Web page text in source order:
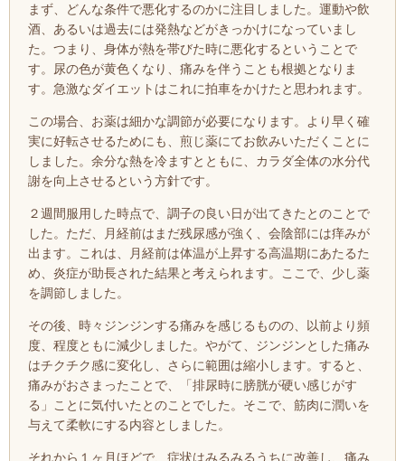
まず、どんな条件で悪化するのかに注目しました。運動や飲
酒、あるいは過去には発熱などがきっかけになっていまし
た。つまり、身体が熱を帯びた時に悪化するということで
す。尿の色が黄色くなり、痛みを伴うことも根拠となりま
す。急激なダイエットはこれに拍車をかけたと思われます。
この場合、お薬は細かな調節が必要になります。より早く確
実に好転させるためにも、煎じ薬にてお飲みいただくことに
しました。余分な熱を冷ますとともに、カラダ全体の水分代
謝を向上させるという方針です。
２週間服用した時点で、調子の良い日が出てきたとのことで
した。ただ、月経前はまだ残尿感が強く、会陰部には痒みが
出ます。これは、月経前は体温が上昇する高温期にあたるた
め、炎症が助長された結果と考えられます。ここで、少し薬
を調節しました。
その後、時々ジンジンする痛みを感じるものの、以前より頻
度、程度ともに減少しました。やがて、 ジンジンとした痛み
はチクチク感に変化し、さらに範囲は縮小します。すると、
痛みがおさまったことで、「排尿時に膀胱が硬い感じがす
る」ことに気付いたとのことでした。そこで、筋肉に潤いを
与えて柔軟にする内容としました。
それから１ヶ月ほどで、症状はみるみるうちに改善し、痛み